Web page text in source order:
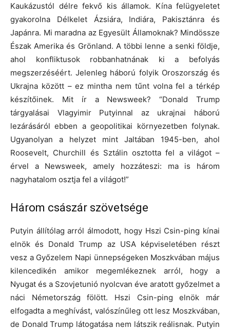
Kaukázustól délre fekvő kis államok. Kína felügyeletet
gyakorolna Délkelet Ázsiára, Indiára, Pakisztánra és
Japánra. Mi maradna az Egyesült Államoknak? Mindössze
Észak Amerika és Grönland. A többi lenne a senki földje,
ahol konfliktusok robbanhatnának ki a befolyás
megszerzéséért. Jelenleg háború folyik Oroszország és
Ukrajna között – ez mintha nem tűnt volna fel a térkép
készítőinek. Mit ír a Newsweek? “Donald Trump
tárgyalásai Vlagyimir Putyinnal az ukrajnai háború
lezárásáról ebben a geopolitikai környezetben folynak.
Ugyanolyan a helyzet mint Jaltában 1945-ben, ahol
Roosevelt, Churchill és Sztálin osztotta fel a világot –
érvel a Newsweek, amely hozzáteszi: ma is három
nagyhatalom osztja fel a világot!”
Három császár szövetsége
Putyin állítólag arról álmodott, hogy Hszi Csin-ping kínai
elnök és Donald Trump az USA képviseletében részt
vesz a Győzelem Napi ünnepségeken Moszkvában május
kilencedikén amikor megemlékeznek arról, hogy a
Nyugat és a Szovjetunió nyolcvan éve aratott győzelmet a
náci Németország fölött. Hszi Csin-ping elnök már
elfogadta a meghívást, valószínűleg ott lesz Moszkvában,
de Donald Trump látogatása nem látszik reálisnak. Putyin